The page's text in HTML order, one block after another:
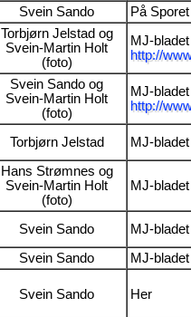
Svein Sando
På
Torbjørn Jelstad og
Svein-Martin Holt
(foto)
MJ-
http://
Svein Sando og
Svein-Martin Holt
(foto)
MJ-
http://
Torbjørn Jelstad MJ-
Hans Strømnes og
Svein-Martin Holt
(foto)
MJ-
Svein Sando
MJ-
Svein Sando
MJ-
Svein Sando Her